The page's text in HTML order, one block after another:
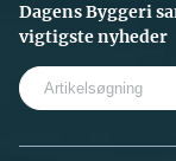
Dagens Byggeri
vigtigste nyheder